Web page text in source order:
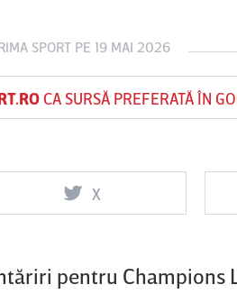
SPORT PE 19 MAI 2026
CA SURSĂ PREFERATĂ ÎN
X
pentru Champions
FCSB UTA Arad
Vs